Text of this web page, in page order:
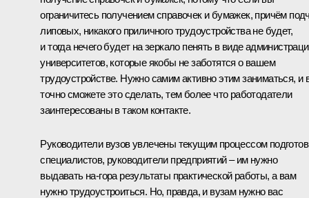
ограничитесь получением справочек и бумажек, причём
липовых, никакого приличного трудоустройства не будет,
и тогда нечего будет на зеркало пенять в виде
университетов, которые якобы не заботятся о вашем
трудоустройстве. Нужно самим активно этим заниматься, и
точно сможете это сделать, тем более что работодатели
заинтересованы в таком контакте.
Руководители вузов увлечены текущим процессом
специалистов, руководители предприятий – им нужно
выдавать на-гора результаты практической работы, а вам
нужно трудоустроиться. Но, правда, и вузам нужно вас